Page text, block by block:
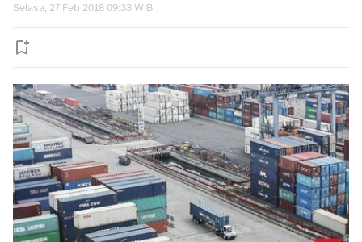
Selasa, 27 Feb 2018 09:33 WIB